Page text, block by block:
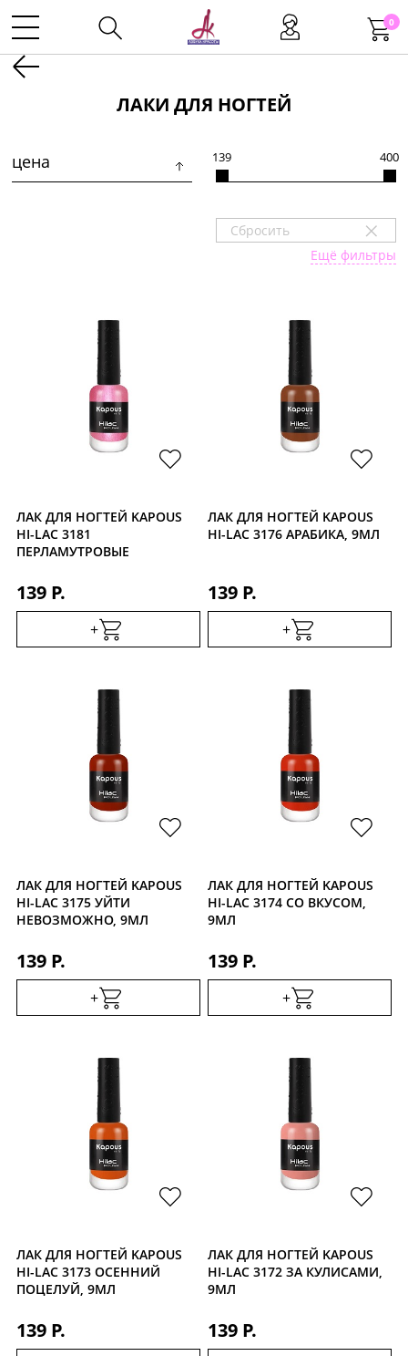
0
Маникюр
Одноразовая продукция
Уход за кожей
ЛАКИ ДЛЯ НОГТЕЙ
цена 139 400
Сбросить +
Ещё фильтры
ЛАК ДЛЯ НОГТЕЙ KAPOUS
HI-LAC 3181
ПЕРЛАМУТРОВЫЕ
139 Р.
+
ЛАК ДЛЯ НОГТЕЙ KAPOUS
HI-LAC 3176 АРАБИКА, 9МЛ
139 Р.
+
ЛАК ДЛЯ НОГТЕЙ KAPOUS
HI-LAC 3175 УЙТИ
НЕВОЗМОЖНО, 9МЛ
139 Р.
+
ЛАК ДЛЯ НОГТЕЙ KAPOUS
HI-LAC 3174 СО ВКУСОМ,
9МЛ
139 Р.
+
ЛАК ДЛЯ НОГТЕЙ KAPOUS
HI-LAC 3173 ОСЕННИЙ
ПОЦЕЛУЙ, 9МЛ
139 Р.
ЛАК ДЛЯ НОГТЕЙ KAPOUS
HI-LAC 3172 ЗА КУЛИСАМИ,
9МЛ
139 Р.